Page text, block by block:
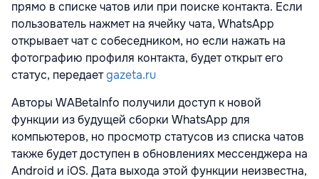
прямо в списке чатов или при поиске контакта. Если
пользователь нажмет на ячейку чата, WhatsApp
открывает чат с собеседником, но если нажать на
фотографию профиля контакта, будет открыт его
статус, передаетgazeta.ru
Авторы WABetaInfo получили доступ к новой
функции из будущей сборки WhatsApp для
компьютеров, но просмотр статусов из списка чатов
также будет доступен в обновлениях мессенджера на
Android и iOS. Дата выхода этой функции неизвестна,